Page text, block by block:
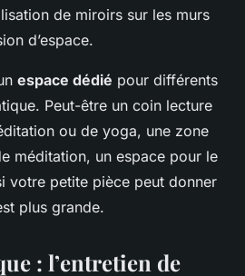
de miroirs sur les murs
d’espace.
espace dédié pour différents
Peut-être un coin lecture
ou de yoga, une zone
méditation, un espace pour le
votre petite pièce peut donner
plus grande.
: l’entretien de